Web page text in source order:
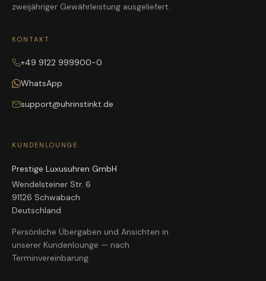
zweijähriger Gewährleistung ausgeliefert.
KONTAKT
+49 9122 999900-0
WhatsApp
support@uhrinstinkt.de
KUNDENLOUNGE
Prestige Luxusuhren GmbH
Wendelsteiner Str. 6
91126 Schwabach
Deutschland
Persönliche Übergaben und Ansichten in
unserer Kundenlounge — nach
Terminvereinbarung.